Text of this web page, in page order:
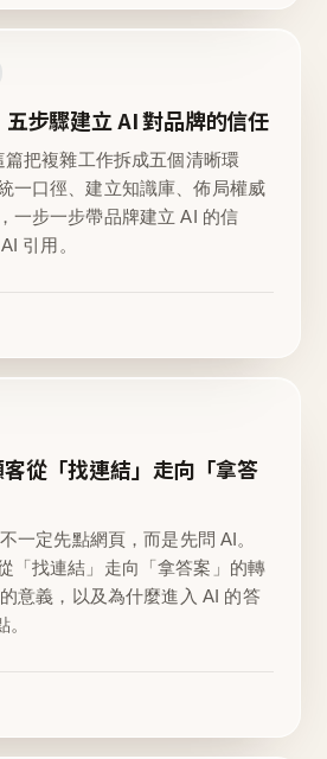
五步驟建立 AI 對品牌的信任
把複雜工作拆成五個清晰環
一口徑、建立知識庫、佈局權威
一步一步帶品牌建立 AI 的信
引用。
從「找連結」走向「拿答
一定先點網頁，而是先問 AI。
「找連結」走向「拿答案」的轉
意義，以及為什麼進入 AI 的答